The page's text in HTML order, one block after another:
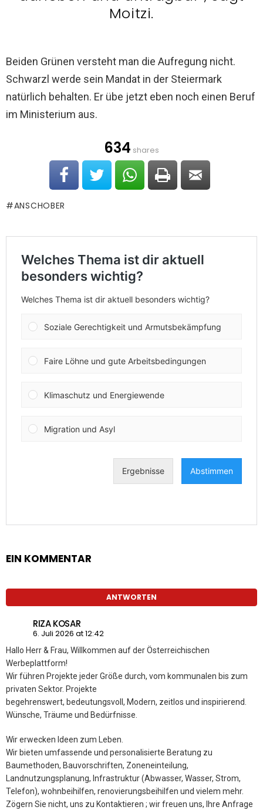
Moitzi.
Beiden Grünen versteht man die Aufregung nicht.
Schwarzl werde sein Mandat in der Steiermark
natürlich behalten. Er übe jetzt eben noch einen Beruf
im Ministerium aus.
634 shares
ANSCHOBER
EIN KOMMENTAR
ANTWORTEN
RIZA KOSAR
6. Juli 2026 at 12:42
Hallo Herr & Frau, Willkommen auf der Österreichischen
Werbeplattform!
Wir führen Projekte jeder Größe durch, vom kommunalen bis zum
privaten Sektor. Projekte
begehrenswert, bedeutungsvoll, Modern, zeitlos und inspirierend.
Wünsche, Träume und Bedürfnisse.
Wir erwecken Ideen zum Leben.
Wir bieten umfassende und personalisierte Beratung zu
Baumethoden, Bauvorschriften, Zoneneinteilung,
Landnutzungsplanung, Infrastruktur (Abwasser, Wasser, Strom,
Telefon), wohnbeihilfen, renovierungsbeihilfen und vielem mehr.
Zögern Sie nicht, uns zu Kontaktieren ; wir freuen uns, Ihre Anfrage